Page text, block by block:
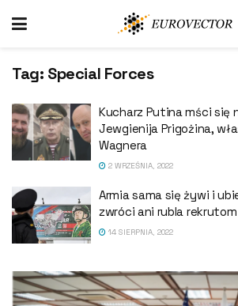
Tag: Special Forces
Kucharz Putina mści się
Jewgienija Prigożina,
Wagnera
2 WRZEŚNIA, 2022
Armia sama się żywi i
zwróci ani rubla rekrutom
14 SIERPNIA, 2022